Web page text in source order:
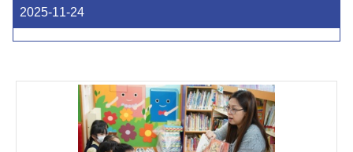
2025-11-24